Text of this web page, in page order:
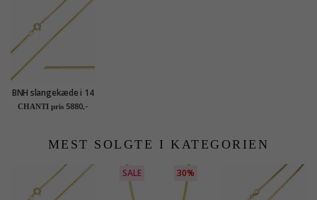
BNH slangekæde i 14
karat guld 42 cm x
CHANTI pris 5880,-
MEST SOLGTE I KATEGORIEN
SALE 30%